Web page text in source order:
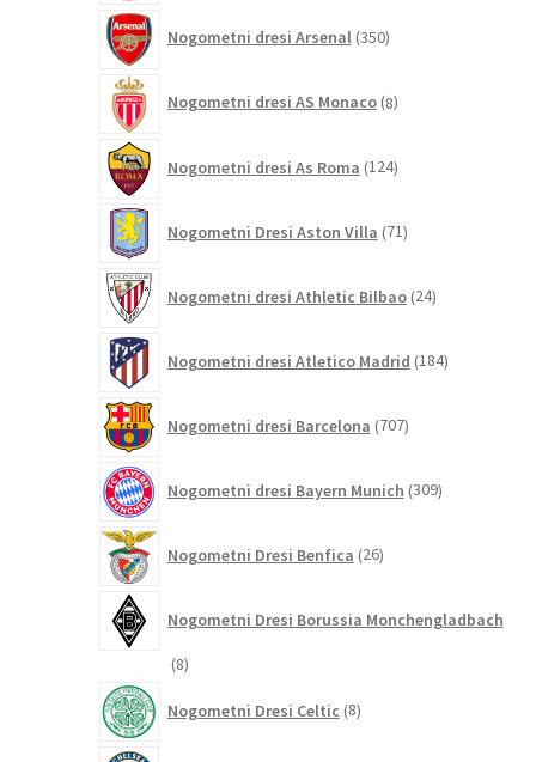
Nogometni dresi Arsenal 350izdelkov
Nogometni dresi AS Monaco 8izdelkov
Nogometni dresi As Roma 124izdelkov
Nogometni Dresi Aston Villa 71izdelkov
Nogometni dresi Athletic Bilbao 24izdelkov
Nogometni dresi Atletico Madrid 184izdelkov
Nogometni dresi Barcelona 707izdelkov
Nogometni dresi Bayern Munich 309izdelkov
Nogometni Dresi Benfica 26izdelkov
Nogometni Dresi Borussia Monchengladbach
88
Nogometni Dresi Celtic 8izdelkov